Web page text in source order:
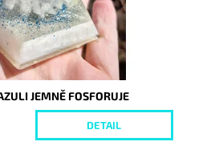
JEMNĚ FOSFORUJE
DETAIL